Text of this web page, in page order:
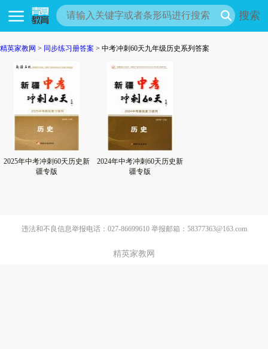
搜索
精英家教网 > 同步练习册答案 > 中考冲刺60天九年级历史系列答案
2025年中考冲刺60天历史新
疆专版
2024年中考冲刺60天历史新
疆专版
违法和不良信息举报电话：027-86699610 举报邮箱：58377363@163.com
精英家教网